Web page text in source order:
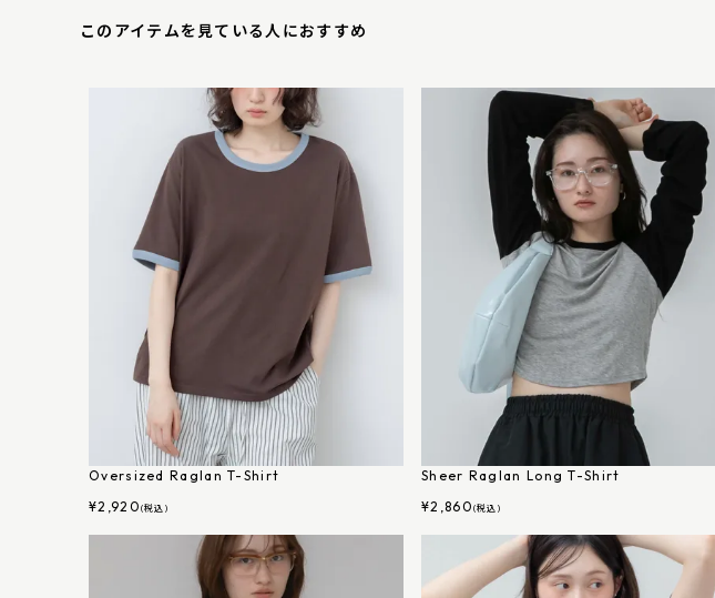
このアイテムを見ている人におすすめ
Oversized Raglan T-Shirt
¥2,920 (税込)
Sheer Raglan Long T-Shirt
¥2,860 (税込)